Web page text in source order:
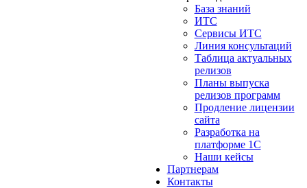
База знаний
ИТС
Сервисы ИТС
Линия консультаций
Таблица актуальных
релизов
Планы выпуска
релизов программ
Продление лицензии
сайта
Разработка на
платформе 1С
Наши кейсы
Партнерам
Контакты